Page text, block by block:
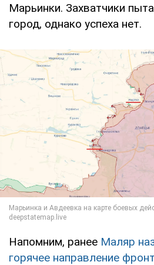
Марьинки. Захватчики
город, однако успеха нет.
Напомним, ранее Маляр
горячее направление